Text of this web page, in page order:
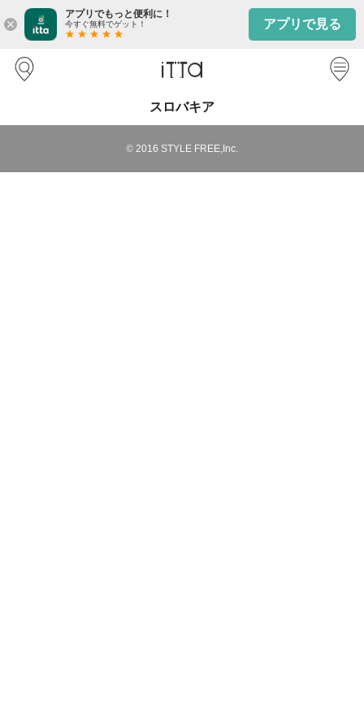
close
アプリでもっと便利に！
今すぐ無料でゲット！
star star star star star
アプリで見る
スロバキア
© 2016 STYLE FREE,Inc.